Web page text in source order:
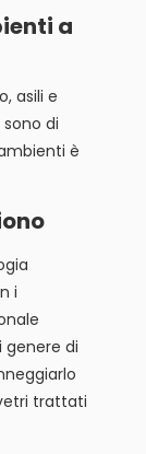
a
asili e
di
è
i
genere di
trattati